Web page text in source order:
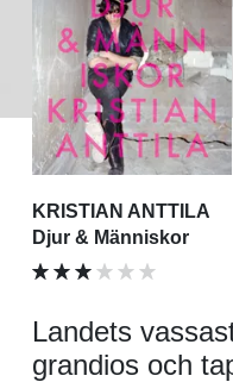
KRISTIAN ANTTILA
Djur & Människor
Landets
grandios och